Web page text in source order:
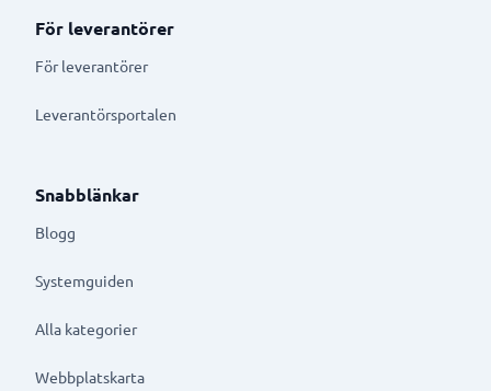
För leverantörer
För leverantörer
Leverantörsportalen
Snabblänkar
Blogg
Systemguiden
Alla kategorier
Webbplatskarta